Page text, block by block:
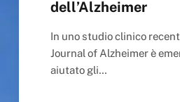
dell’Alzheimer
In uno studio clinico
Journal of Alzheimer è
aiutato gli…